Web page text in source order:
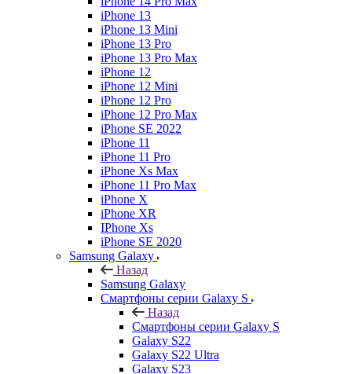
iPhone 13
iPhone 13 Mini
iPhone 13 Pro
iPhone 13 Pro Max
iPhone 12
iPhone 12 Mini
iPhone 12 Pro
iPhone 12 Pro Max
iPhone SE 2022
iPhone 11
iPhone 11 Pro
iPhone Xs Max
iPhone 11 Pro Max
iPhone X
iPhone XR
IPhone Xs
iPhone SE 2020
Samsung Galaxy
Назад
Samsung Galaxy
Смартфоны серии Galaxy S
Назад
Смартфоны серии Galaxy S
Galaxy S22
Galaxy S22 Ultra
Galaxy S23